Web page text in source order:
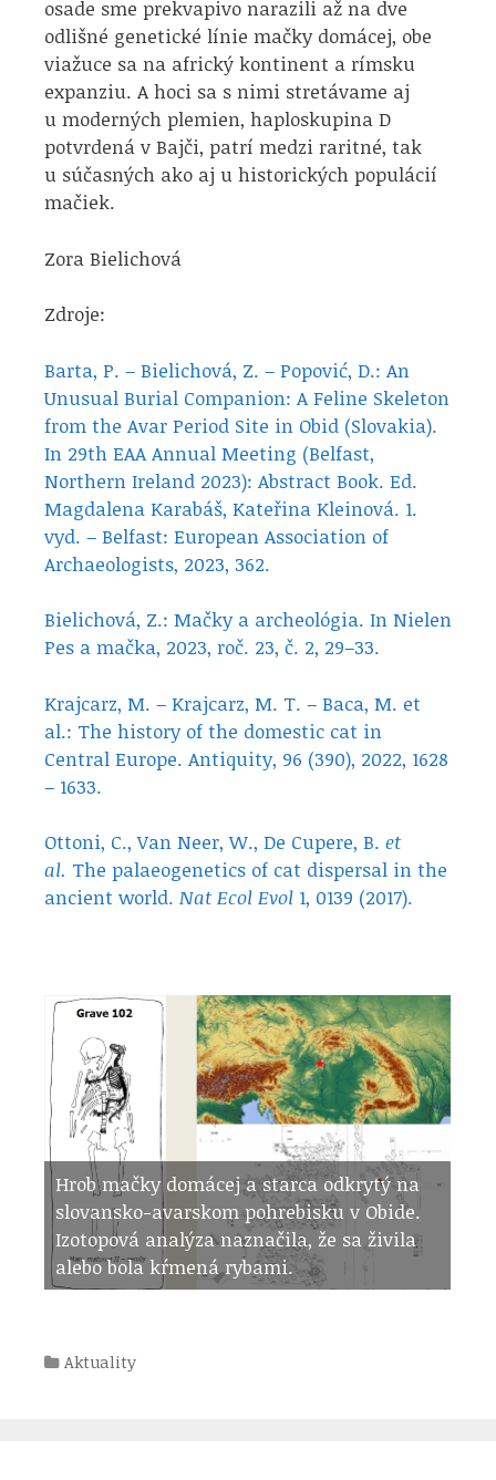
osade sme prekvapivo narazili až na dve
odlišné genetické línie mačky domácej, obe
viažuce sa na africký kontinent a rímsku
expanziu. A hoci sa s nimi stretávame aj
u moderných plemien, haploskupina D
potvrdená v Bajči, patrí medzi raritné, tak
u súčasných ako aj u historických populácií
mačiek.
Zora Bielichová
Zdroje:
Barta, P. – Bielichová, Z. – Popović, D.: An
Unusual Burial Companion: A Feline Skeleton
from the Avar Period Site in Obid (Slovakia).
In 29th EAA Annual Meeting (Belfast,
Northern Ireland 2023): Abstract Book. Ed.
Magdalena Karabáš, Kateřina Kleinová. 1.
vyd. – Belfast: European Association of
Archaeologists, 2023, 362.
Bielichová, Z.: Mačky a archeológia. In Nielen
Pes a mačka, 2023, roč. 23, č. 2, 29–33.
Krajcarz, M. – Krajcarz, M. T. – Baca, M. et
al.: The history of the domestic cat in
Central Europe. Antiquity, 96 (390), 2022, 1628
– 1633.
Ottoni, C., Van Neer, W., De Cupere, B. et
al. The palaeogenetics of cat dispersal in the
ancient world. Nat Ecol Evol 1, 0139 (2017).
Hrob mačky domácej a starca odkrytý na
slovansko-avarskom pohrebisku v Obide.
Izotopová analýza naznačila, že sa živila
alebo bola kŕmená rybami.
Kategórie
Aktuality